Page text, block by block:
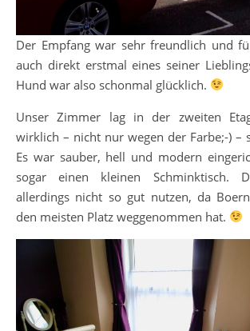
Der Empfang war sehr freundlich und
auch direkt erstmal eines seiner
Hund war also schonmal glücklich.
Unser Zimmer lag in der zweiten
wirklich – nicht nur wegen der Farbe;-) –
Es war sauber, hell und modern
sogar einen kleinen Schminktisch.
allerdings nicht so gut nutzen, da
den meisten Platz weggenommen hat.